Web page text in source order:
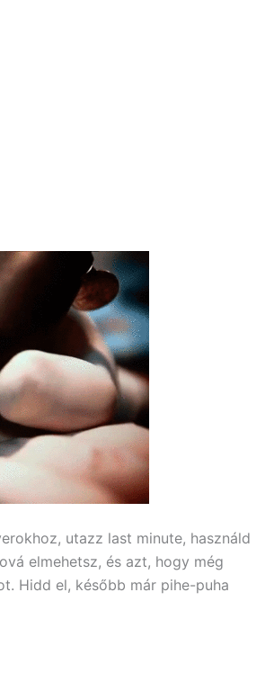
utazz last minute, használd
elmehetsz, és azt, hogy még
Hidd el, később már pihe-puha